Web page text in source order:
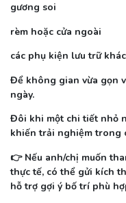
gương soi
rèm hoặc cửa ngoài
các phụ kiện lưu trữ khác
Để không gian vừa gọn
ngày.
Đôi khi một chi tiết nhỏ
khiến trải nghiệm trong
👉 Nếu anh/chị muốn
thực tế, có thể gửi kích
hỗ trợ gợi ý bố trí phù